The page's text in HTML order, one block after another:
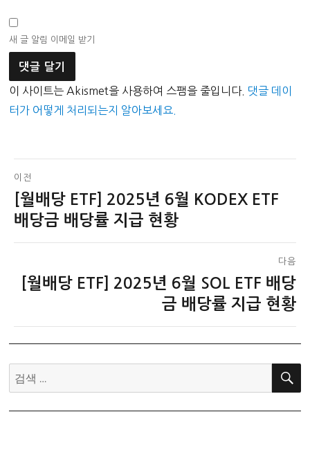
새 글 알림 이메일 받기
이 사이트는 Akismet을 사용하여 스팸을 줄입니다. 댓글 데이
터가 어떻게 처리되는지 알아보세요.
글
탐
색
이전
이
전
[월배당 ETF] 2025년 6월 KODEX ETF
배당금 배당률 지급 현황
다음
[월배당 ETF] 2025년 6월 SOL ETF 배당
금 배당률 지급 현황
검
색:
검